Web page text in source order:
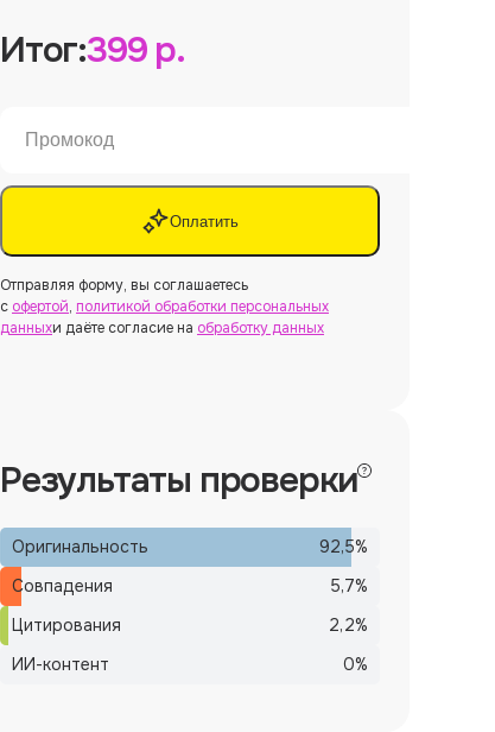
Итог:399р.
Оплатить
Отправляя форму, вы соглашаетесь
с офертой, политикой обработки персональных
данныхи даёте согласие на обработку данных
Результаты проверки
Оригинальность 92,5%
Совпадения
5,7%
Цитирования
2,2%
ИИ-контент
0%